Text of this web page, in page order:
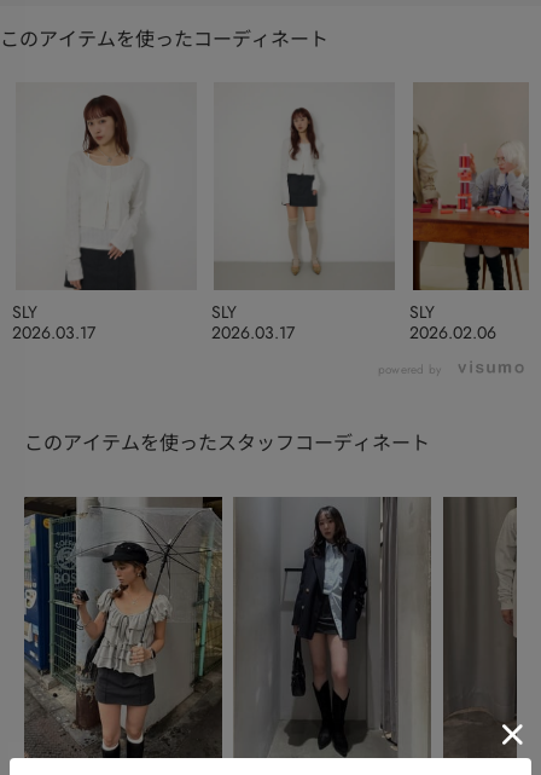
このアイテムを使ったコーディネート
2026.03.17
SLY
2026.03.17
SLY
2026.02.06
SLY
powered by
このアイテムを使ったスタッフコーディネート